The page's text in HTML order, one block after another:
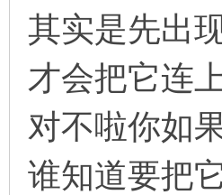
其实是先出
才会把它连
对不啦你如
谁知道要把